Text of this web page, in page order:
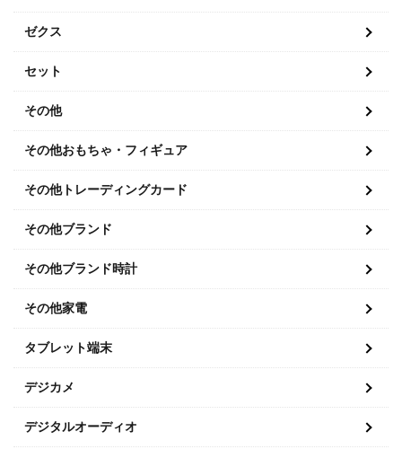
ゼクス
セット
その他
その他おもちゃ・フィギュア
その他トレーディングカード
その他ブランド
その他ブランド時計
その他家電
タブレット端末
デジカメ
デジタルオーディオ